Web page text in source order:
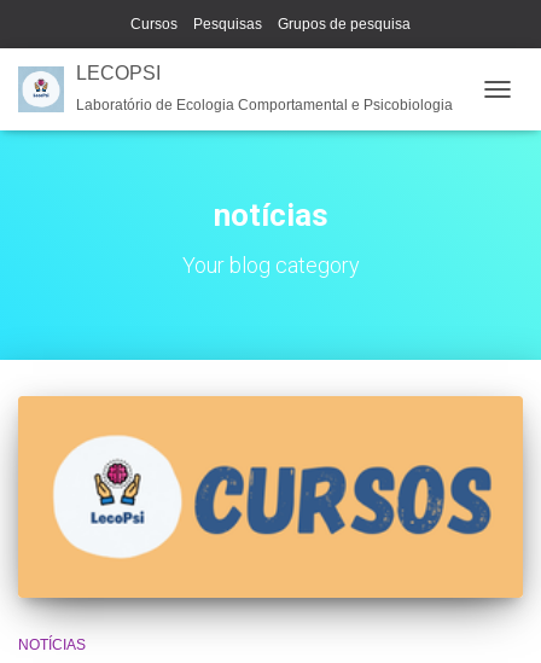
Cursos Pesquisas Grupos de pesquisa
LECOPSI
Laboratório de Ecologia Comportamental e Psicobiologia
notícias
Your blog category
NOTÍCIAS